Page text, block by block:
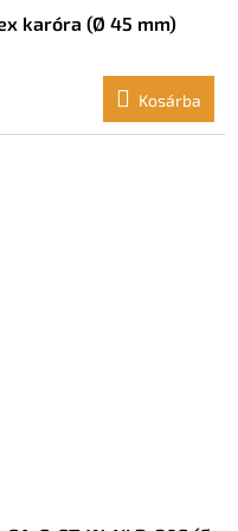
karóra (Ø 45 mm)
Kosárba